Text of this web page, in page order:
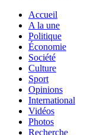
Accueil
A la une
Politique
Économie
Société
Culture
Sport
Opinions
International
Vidéos
Photos
Recherche